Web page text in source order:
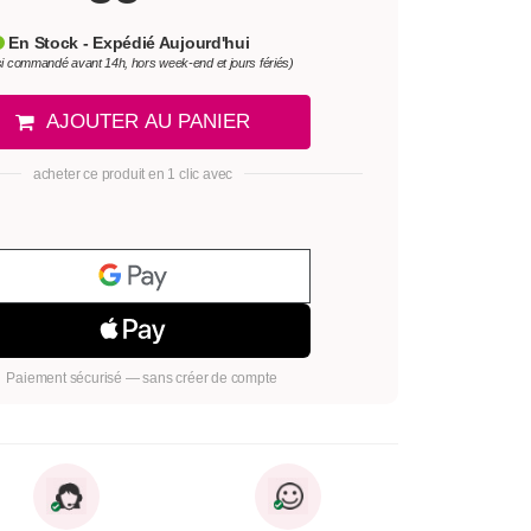
En Stock - Expédié Aujourd'hui
commandé avant 14h, hors week-end et jours fériés)
AJOUTER AU PANIER
acheter ce produit en 1 clic avec
Paiement sécurisé — sans créer de compte